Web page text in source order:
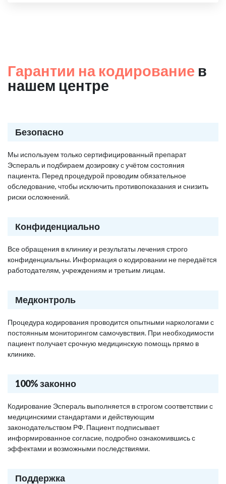
Гарантии на кодирование в
нашем центре
Безопасно
Мы используем только сертифицированный препарат
Эспераль и подбираем дозировку с учётом состояния
пациента. Перед процедурой проводим обязательное
обследование, чтобы исключить противопоказания и снизить
риски осложнений.
Конфиденциально
Все обращения в клинику и результаты лечения строго
конфиденциальны. Информация о кодировании не передаётся
работодателям, учреждениям и третьим лицам.
Медконтроль
Процедура кодирования проводится опытными наркологами с
постоянным мониторингом самочувствия. При необходимости
пациент получает срочную медицинскую помощь прямо в
клинике.
100% законно
Кодирование Эспераль выполняется в строгом соответствии с
медицинскими стандартами и действующим
законодательством РФ. Пациент подписывает
информированное согласие, подробно ознакомившись с
эффектами и возможными последствиями.
Поддержка